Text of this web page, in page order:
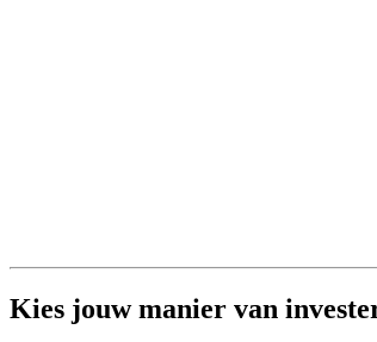
Kies jouw manier van